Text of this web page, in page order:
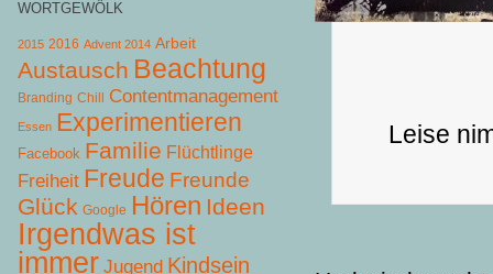
Leise
WORTGEWÖLK
2015 2016 Advent 2014 Arbeit
Austausch Beachtung
Branding Chill Contentmanagement
Essen Experimentieren
Facebook Familie Flüchtlinge
Freiheit Freude Freunde
Glück Google Hören Ideen
Irgendwas ist
immer Jugend Kindsein